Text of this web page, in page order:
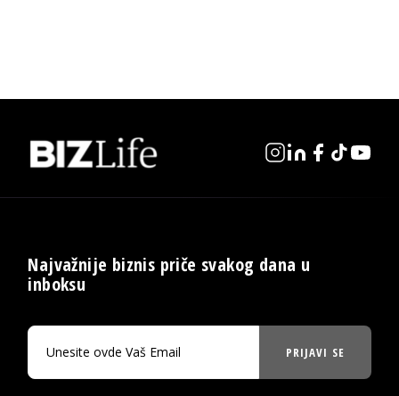
Najvažnije biznis priče svakog dana u
inboksu
PRIJAVI SE